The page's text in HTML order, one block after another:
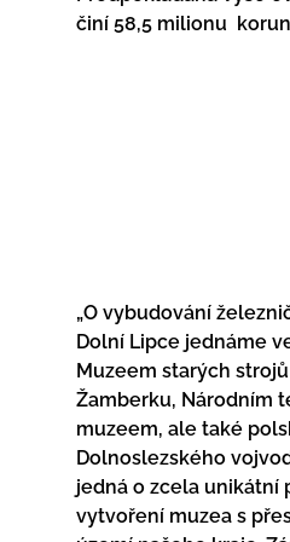
činí 58,5 milionu
„O vybudování
Dolní Lipce jednáme
Muzeem starých
Žamberku, Národním
muzeem, ale také
Dolnoslezského
jedná o zcela unikátní
vytvoření muzea s